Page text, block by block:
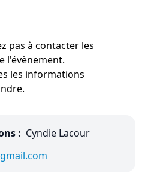
pas à contacter les
l'évènement.
les informations
: Cyndie Lacour